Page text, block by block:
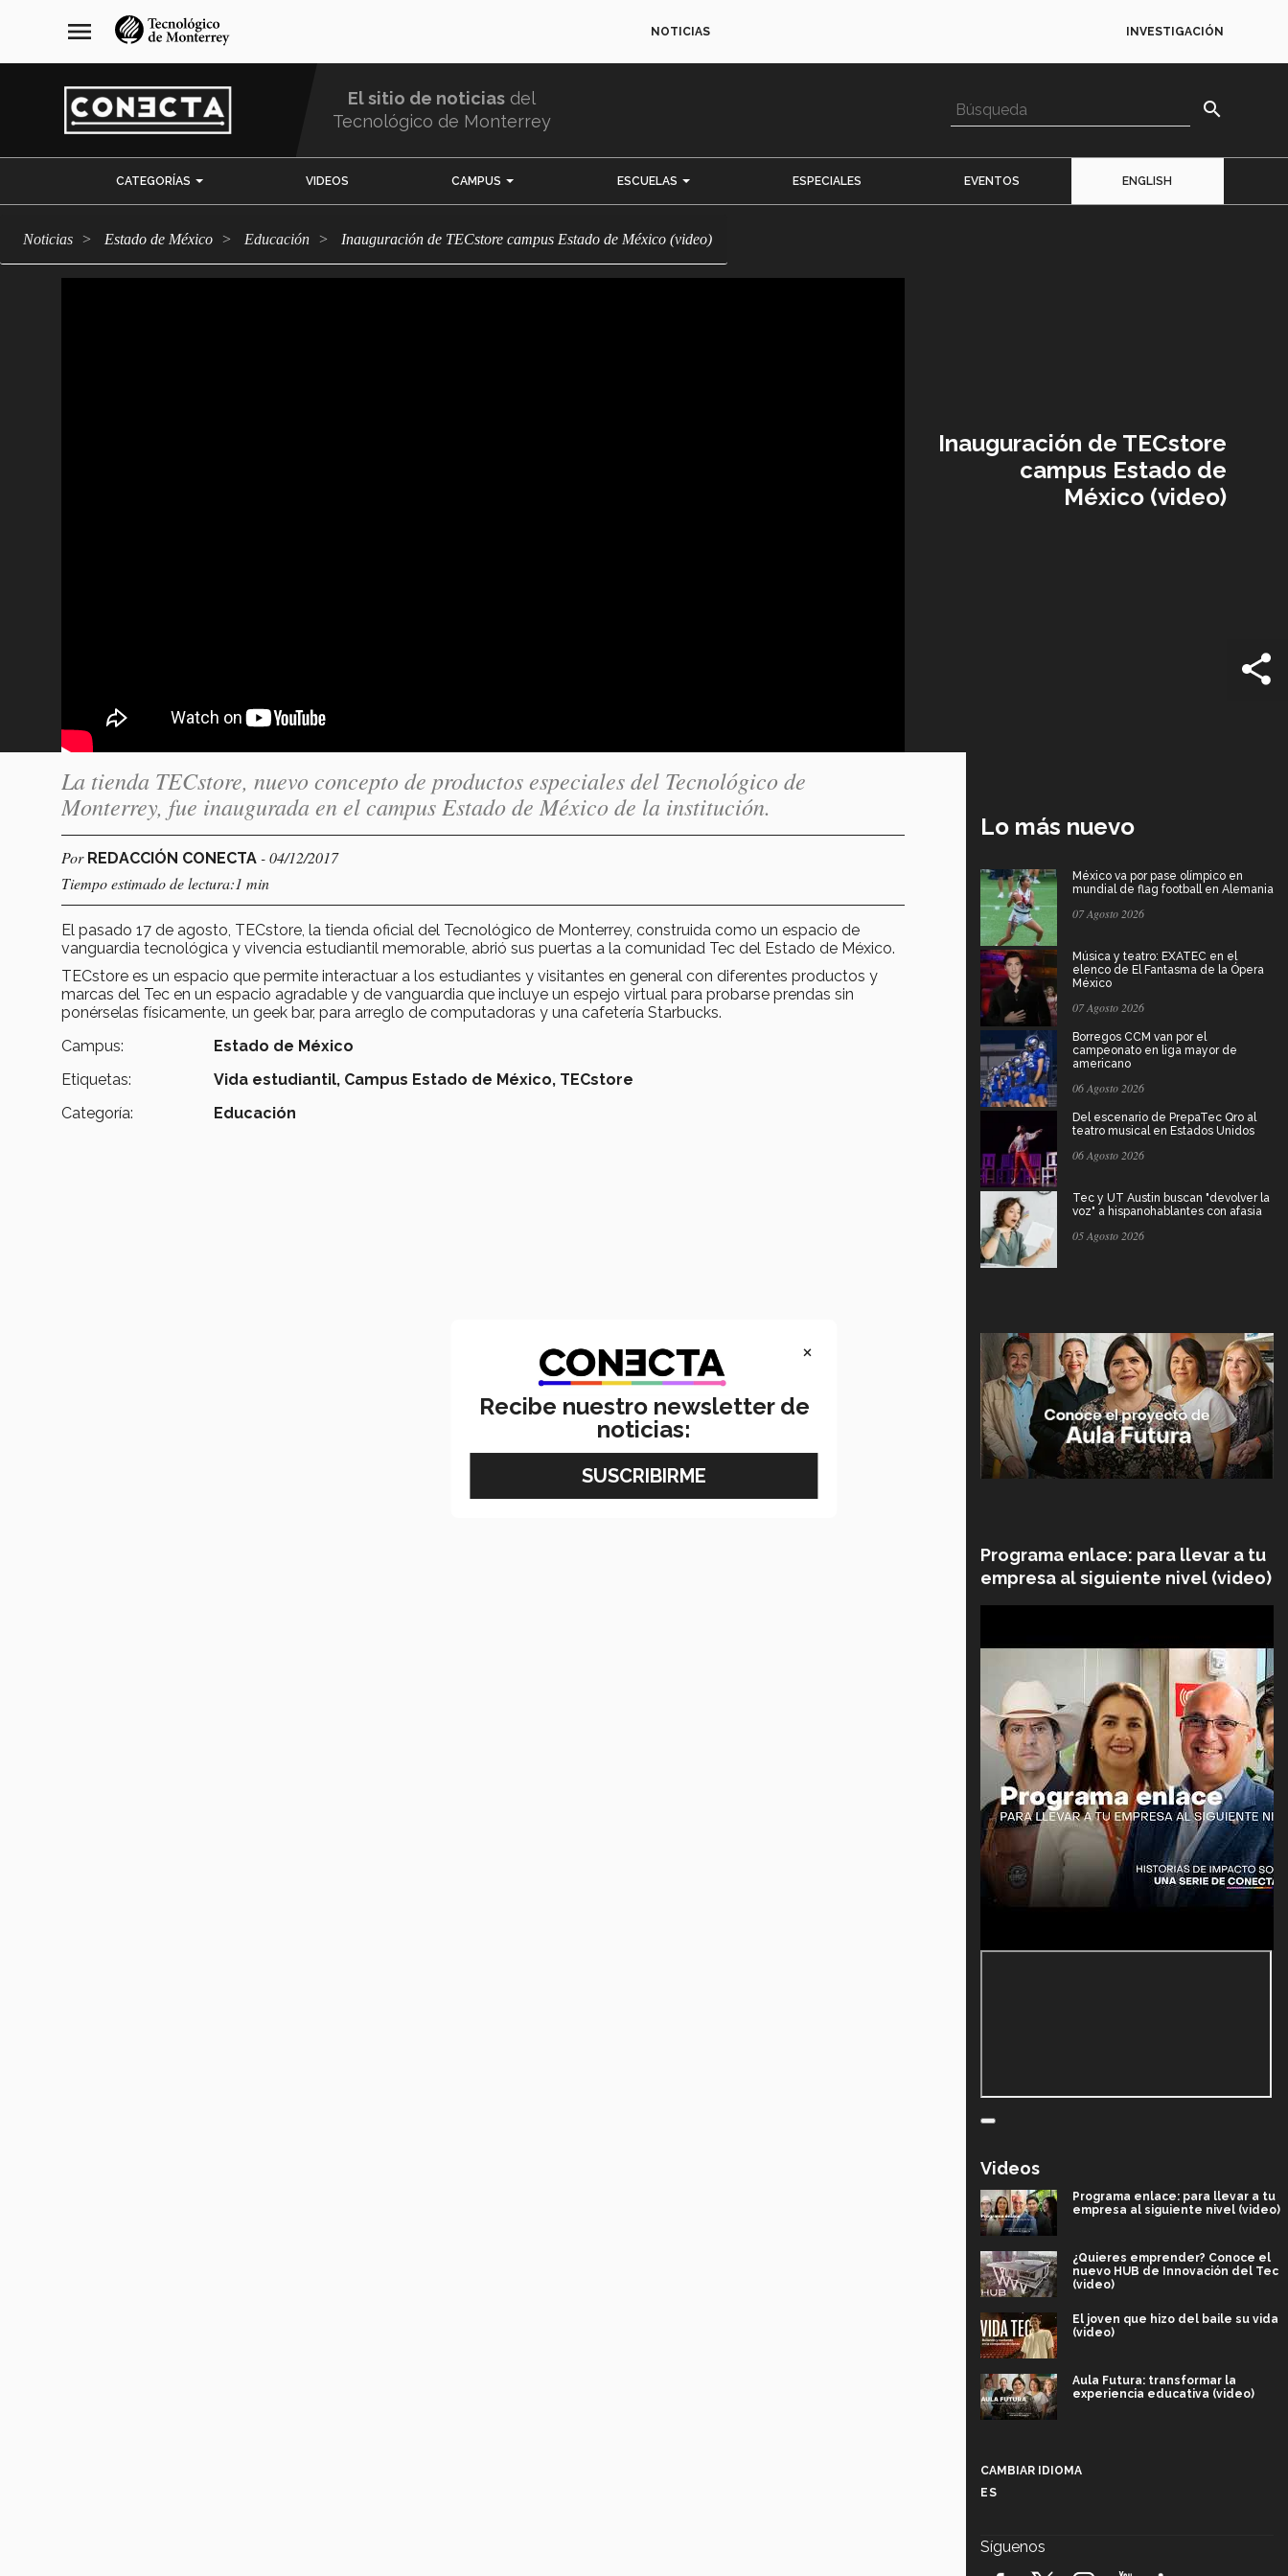
navegación
principal
menu NOTICIAS INVESTIGACIÓN
El sitio de noticias del
Tecnológico de Monterrey
search
CATEGORÍAS VIDEOS CAMPUS ESCUELAS ESPECIALES EVENTOS ENGLISH
Noticias Estado de México Educación Inauguración de TECstore campus Estado de México (video)
Inauguración de TECstore
campus Estado de
México (video)
La tienda TECstore, nuevo concepto de productos especiales del Tecnológico de
Monterrey, fue inaugurada en el campus Estado de México de la institución.
Por REDACCIÓN CONECTA - 04/12/2017
Tiempo estimado de lectura:1 min
El pasado 17 de agosto, TECstore, la tienda oficial del Tecnológico de Monterrey, construida como un espacio de
vanguardia tecnológica y vivencia estudiantil memorable, abrió sus puertas a la comunidad Tec del Estado de México.
TECstore es un espacio que permite interactuar a los estudiantes y visitantes en general con diferentes productos y
marcas del Tec en un espacio agradable y de vanguardia que incluye un espejo virtual para probarse prendas sin
ponérselas físicamente, un geek bar, para arreglo de computadoras y una cafetería Starbucks.
Campus:
Estado de México
Etiquetas:
Vida estudiantil, Campus Estado de México, TECstore
Categoría:
Educación
Lo más nuevo
México va por pase olímpico en
mundial de flag football en Alemania
07 Agosto 2026
Música y teatro: EXATEC en el
elenco de El Fantasma de la Ópera
México
07 Agosto 2026
Borregos CCM van por el
campeonato en liga mayor de
americano
06 Agosto 2026
Del escenario de PrepaTec Qro al
teatro musical en Estados Unidos
06 Agosto 2026
Tec y UT Austin buscan "devolver la
voz" a hispanohablantes con afasia
05 Agosto 2026
Programa enlace: para llevar a tu
empresa al siguiente nivel (video)
Videos
Programa enlace: para llevar a tu
empresa al siguiente nivel (video)
¿Quieres emprender? Conoce el
nuevo HUB de Innovación del Tec
(video)
El joven que hizo del baile su vida
(video)
Aula Futura: transformar la
experiencia educativa (video)
CAMBIAR IDIOMA
ES
Síguenos
×
Recibe nuestro newsletter de
noticias: